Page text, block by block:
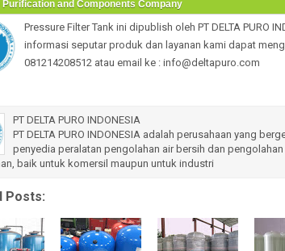
and Components Company
Pressure Filter Tank ini dipublish oleh PT DELTA PURO
informasi seputar produk dan layanan kami dapat
081214208512 atau email ke : info@deltapuro.com
PT DELTA PURO INDONESIA
PT DELTA PURO INDONESIA adalah perusahaan yang
penyedia peralatan pengolahan air bersih dan
baik untuk komersil maupun untuk industri
Posts: